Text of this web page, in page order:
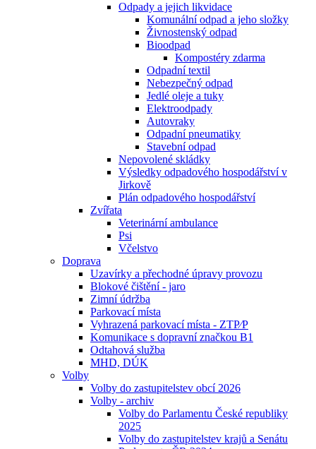
Odpady a jejich likvidace
Komunální odpad a jeho složky
Živnostenský odpad
Bioodpad
Kompostéry zdarma
Odpadní textil
Nebezpečný odpad
Jedlé oleje a tuky
Elektroodpady
Autovraky
Odpadní pneumatiky
Stavební odpad
Nepovolené skládky
Výsledky odpadového hospodářství v
Jirkově
Plán odpadového hospodářství
Zvířata
Veterinární ambulance
Psi
Včelstvo
Doprava
Uzavírky a přechodné úpravy provozu
Blokové čištění - jaro
Zimní údržba
Parkovací místa
Vyhrazená parkovací místa - ZTP⁄P
Komunikace s dopravní značkou B1
Odtahová služba
MHD, DÚK
Volby
Volby do zastupitelstev obcí 2026
Volby - archiv
Volby do Parlamentu České republiky
2025
Volby do zastupitelstev krajů a Senátu